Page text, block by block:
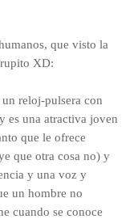
que visto la
XD:
reloj-pulsera con
es una atractiva joven
que le ofrece
que otra cosa no) y
y una voz y
un hombre no
cuando se conoce